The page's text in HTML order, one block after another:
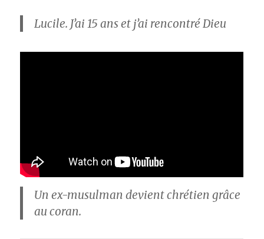
Lucile. J’ai 15 ans et j’ai rencontré Dieu
Un ex-musulman devient chrétien grâce
au coran.